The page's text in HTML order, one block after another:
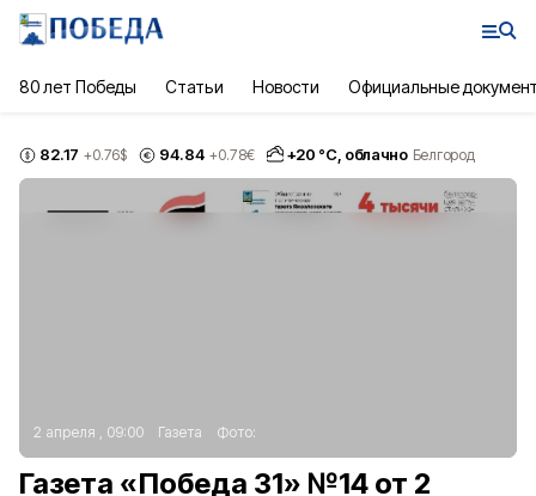
80 лет Победы Статьи Новости Официальные
82.17 +0.76$ 94.84 +0.78€ +20 °С, облачно Белгород
2 апреля , 09:00 Газета Фото:
Газета «Победа 31» №14 от 2